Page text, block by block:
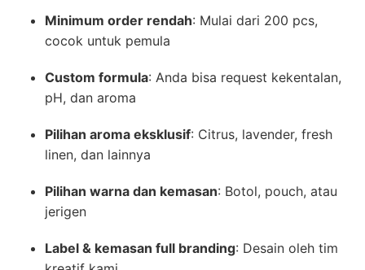
Minimum order rendah: Mulai dari 200 pcs,
cocok untuk pemula
Custom formula: Anda bisa request kekentalan,
pH, dan aroma
Pilihan aroma eksklusif: Citrus, lavender, fresh
linen, dan lainnya
Pilihan warna dan kemasan: Botol, pouch, atau
jerigen
Label & kemasan full branding: Desain oleh tim